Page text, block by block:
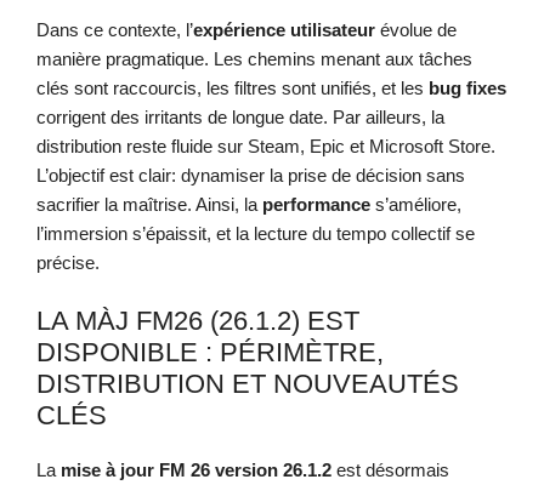
Dans ce contexte, l’expérience utilisateur évolue de
manière pragmatique. Les chemins menant aux tâches
clés sont raccourcis, les filtres sont unifiés, et les bug fixes
corrigent des irritants de longue date. Par ailleurs, la
distribution reste fluide sur Steam, Epic et Microsoft Store.
L’objectif est clair: dynamiser la prise de décision sans
sacrifier la maîtrise. Ainsi, la performance s’améliore,
l’immersion s’épaissit, et la lecture du tempo collectif se
précise.
LA MÀJ FM26 (26.1.2) EST
DISPONIBLE : PÉRIMÈTRE,
DISTRIBUTION ET NOUVEAUTÉS
CLÉS
La mise à jour FM 26 version 26.1.2 est désormais